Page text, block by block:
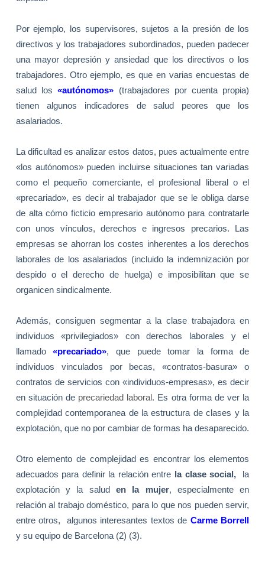
Por ejemplo, los supervisores, sujetos a la presión de los
directivos y los trabajadores subordinados, pueden padecer
una mayor depresión y ansiedad que los directivos o los
trabajadores. Otro ejemplo, es que en varias encuestas de
salud los«autónomos» (trabajadores por cuenta propia)
tienen algunos indicadores de salud peores que los
asalariados.
La dificultad es analizar estos datos, pues actualmente entre
«los autónomos» pueden incluirse situaciones tan variadas
como el pequeño comerciante, el profesional liberal o el
«precariado», es decir al trabajador que se le obliga darse
de alta cómo ficticio empresario autónomo para contratarle
con unos vínculos, derechos e ingresos precarios. Las
empresas se ahorran los costes inherentes a los derechos
laborales de los asalariados (incluido la indemnización por
despido o el derecho de huelga) e imposibilitan que se
organicen sindicalmente.
Además, consiguen segmentar a la clase trabajadora en
individuos «privilegiados» con derechos laborales y el
llamado«precariado», que puede tomar la forma de
individuos vinculados por becas, «contratos-basura» o
contratos de servicios con «individuos-empresas», es decir
en situación de precariedad laboral . Es otra forma de ver la
complejidad contemporanea de la estructura de clases y la
explotación, que no por cambiar de formas ha desaparecido.
Otro elemento de complejidad es encontrar los elementos
adecuados para definir la relación entre
la clase social, la
explotación
y la salud en la mujer, especialmente en
relación al trabajo doméstico, para lo que nos pueden servir,
entre otros, algunos interesantes textos de Carme Borrell
y su equipo de Barcelona (2) (3).